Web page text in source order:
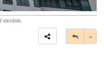
sandals.